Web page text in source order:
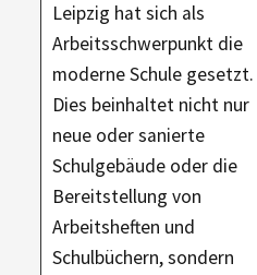
Leipzig hat sich als
Arbeitsschwerpunkt die
moderne Schule gesetzt.
Dies beinhaltet nicht nur
neue oder sanierte
Schulgebäude oder die
Bereitstellung von
Arbeitsheften und
Schulbüchern, sondern